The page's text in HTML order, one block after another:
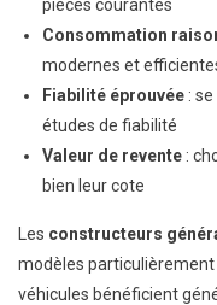
pièces courantes
Consommation
modernes et
Fiabilité éprouvée :
études de fiabilité
Valeur de revente :
bien leur cote
Les constructeurs
modèles
véhicules bénéficient